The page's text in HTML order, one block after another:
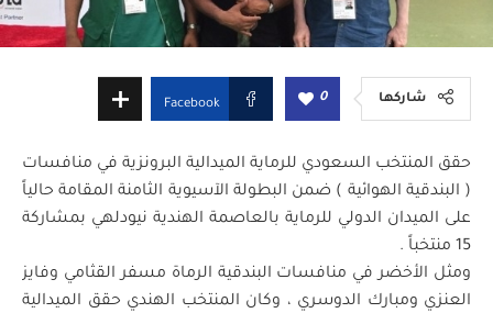
شاركها 0
Facebook
حقق المنتخب السعودي للرماية الميدالية البرونزية في منافسات
( البندقية الهوائية ) ضمن البطولة الآسيوية الثامنة المقامة حالياً
على الميدان الدولي للرماية بالعاصمة الهندية نيودلهي بمشاركة
15 منتخباً .
ومثل الأخضر في منافسات البندقية الرماة مسفر القثامي وفايز
العنزي ومبارك الدوسري ، وكان المنتخب الهندي حقق الميدالية